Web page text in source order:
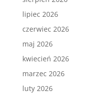
lipiec 2026
czerwiec 2026
maj 2026
kwiecień 2026
marzec 2026
luty 2026